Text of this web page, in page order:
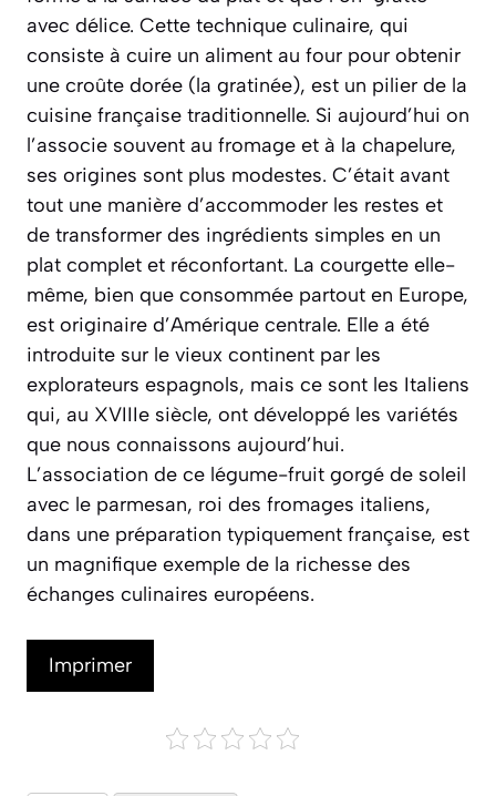
avec délice. Cette technique culinaire, qui
consiste à cuire un aliment au four pour obtenir
une croûte dorée (la gratinée), est un pilier de la
cuisine française traditionnelle. Si aujourd’hui on
l’associe souvent au fromage et à la chapelure,
ses origines sont plus modestes. C’était avant
tout une manière d’accommoder les restes et
de transformer des ingrédients simples en un
plat complet et réconfortant. La courgette elle-
même, bien que consommée partout en Europe,
est originaire d’Amérique centrale. Elle a été
introduite sur le vieux continent par les
explorateurs espagnols, mais ce sont les Italiens
qui, au XVIIIe siècle, ont développé les variétés
que nous connaissons aujourd’hui.
L’association de ce légume-fruit gorgé de soleil
avec le parmesan, roi des fromages italiens,
dans une préparation typiquement française, est
un magnifique exemple de la richesse des
échanges culinaires européens.
Imprimer